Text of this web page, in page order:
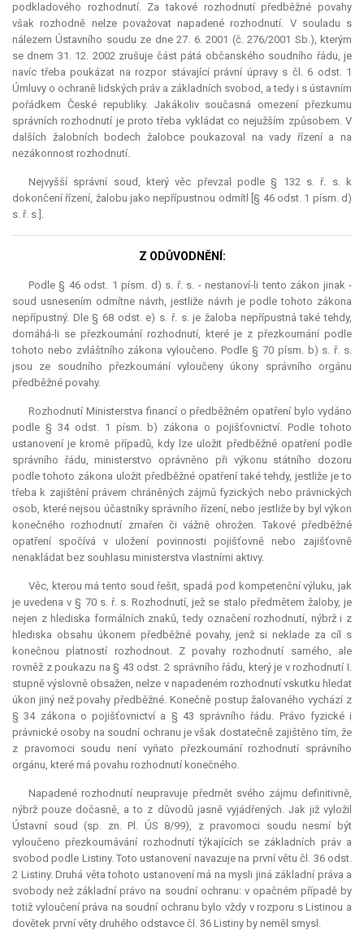
podkladového rozhodnutí. Za takové rozhodnutí předběžné povahy
však rozhodně nelze považovat napadené rozhodnutí. V souladu s
nálezem Ústavního soudu ze dne 27. 6. 2001 (č. 276/2001 Sb.), kterým
se dnem 31. 12. 2002 zrušuje část pátá občanského soudního řádu, je
navíc třeba poukázat na rozpor stávající právní úpravy s čl. 6 odst. 1
Úmluvy o ochraně lidských práv a základních svobod, a tedy i s ústavním
pořádkem České republiky. Jakákoliv současná omezení přezkumu
správních rozhodnutí je proto třeba vykládat co nejužším způsobem. V
dalších žalobních bodech žalobce poukazoval na vady řízení a na
nezákonnost rozhodnutí.
Nejvyšší správní soud, který věc převzal podle § 132 s. ř. s. k
dokončení řízení, žalobu jako nepřípustnou odmítl [§ 46 odst. 1 písm. d)
s. ř. s.].
Z ODŮVODNĚNÍ:
Podle § 46 odst. 1 písm. d) s. ř. s. - nestanoví-li tento zákon jinak -
soud usnesením odmítne návrh, jestliže návrh je podle tohoto zákona
nepřípustný. Dle § 68 odst. e) s. ř. s. je žaloba nepřípustná také tehdy,
domáhá-li se přezkoumání rozhodnutí, které je z přezkoumání podle
tohoto nebo zvláštního zákona vyloučeno. Podle § 70 písm. b) s. ř. s.
jsou ze soudního přezkoumání vyloučeny úkony správního orgánu
předběžné povahy.
Rozhodnutí Ministerstva financí o předběžném opatření bylo vydáno
podle § 34 odst. 1 písm. b) zákona o pojišťovnictví. Podle tohoto
ustanovení je kromě případů, kdy lze uložit předběžné opatření podle
správního řádu, ministerstvo oprávněno při výkonu státního dozoru
podle tohoto zákona uložit předběžné opatření také tehdy, jestliže je to
třeba k zajištění právem chráněných zájmů fyzických nebo právnických
osob, které nejsou účastníky správního řízení, nebo jestliže by byl výkon
konečného rozhodnutí zmařen či vážně ohrožen. Takové předběžné
opatření spočívá v uložení povinnosti pojišťovně nebo zajišťovně
nenakládat bez souhlasu ministerstva vlastními aktivy.
Věc, kterou má tento soud řešit, spadá pod kompetenční výluku, jak
je uvedena v § 70 s. ř. s. Rozhodnutí, jež se stalo předmětem žaloby, je
nejen z hlediska formálních znaků, tedy označení rozhodnutí, nýbrž i z
hlediska obsahu úkonem předběžné povahy, jenž si neklade za cíl s
konečnou platností rozhodnout. Z povahy rozhodnutí samého, ale
rovněž z poukazu na § 43 odst. 2 správního řádu, který je v rozhodnutí I.
stupně výslovně obsažen, nelze v napadeném rozhodnutí vskutku hledat
úkon jiný než povahy předběžné. Konečně postup žalovaného vychází z
§ 34 zákona o pojišťovnictví a § 43 správního řádu. Právo fyzické i
právnické osoby na soudní ochranu je však dostatečně zajištěno tím, že
z pravomoci soudu není vyňato přezkoumání rozhodnutí správního
orgánu, které má povahu rozhodnutí konečného.
Napadené rozhodnutí neupravuje předmět svého zájmu definitivně,
nýbrž pouze dočasně, a to z důvodů jasně vyjádřených. Jak již vyložil
Ústavní soud (sp. zn. Pl. ÚS 8/99), z pravomoci soudu nesmí být
vyloučeno přezkoumávání rozhodnutí týkajících se základních práv a
svobod podle Listiny. Toto ustanovení navazuje na první větu čl. 36 odst.
2 Listiny. Druhá věta tohoto ustanovení má na mysli jiná základní práva a
svobody než základní právo na soudní ochranu: v opačném případě by
totiž vyloučení práva na soudní ochranu bylo vždy v rozporu s Listinou a
dovětek první věty druhého odstavce čl. 36 Listiny by neměl smysl.